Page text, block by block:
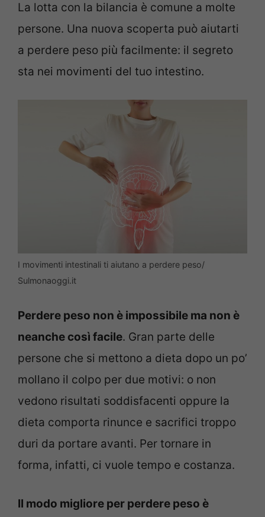
La lotta con la bilancia è comune a molte
persone. Una nuova scoperta può aiutarti
a perdere peso più facilmente: il segreto
sta nei movimenti del tuo intestino.
I movimenti intestinali ti aiutano a perdere peso/
Sulmonaoggi.it
Perdere peso non è impossibile ma non è
neanche così facile. Gran parte delle
persone che si mettono a dieta dopo un po’
mollano il colpo per due motivi: o non
vedono risultati soddisfacenti oppure la
dieta comporta rinunce e sacrifici troppo
duri da portare avanti. Per tornare in
forma, infatti, ci vuole tempo e costanza.
Il modo migliore per perdere peso è